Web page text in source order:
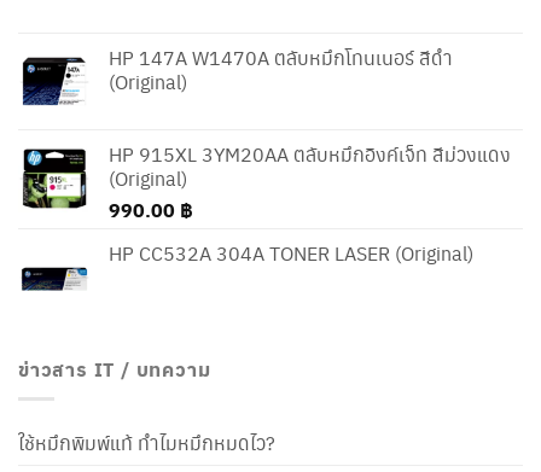
HP 147A W1470A ตลับหมึกโทนเนอร์ สีดำ
(Original)
HP 915XL 3YM20AA ตลับหมึกอิงค์เจ็ท สีม่วงแดง
(Original)
990.00 ฿
HP CC532A 304A TONER LASER (Original)
ข่าวสาร IT / บทความ
ใช้หมึกพิมพ์แท้ ทำไมหมึกหมดไว?